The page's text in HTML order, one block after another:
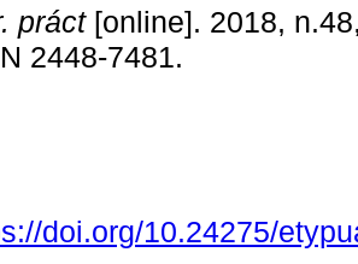
práct[online]. 2018,
2448-7481.
doi.org/10.24275/